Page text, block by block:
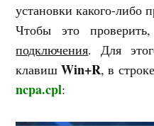
установки какого-либо
Чтобы это
подключения. Для
клавишWin+R, в строке
ncpa.cpl: